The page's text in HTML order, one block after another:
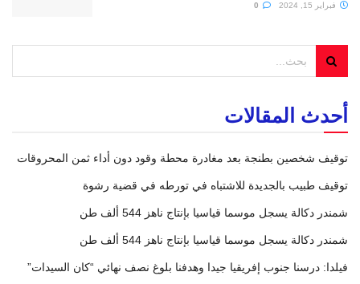
فبراير 15, 2024
أحدث المقالات
توقيف شخصين بطنجة بعد مغادرة محطة وقود دون أداء ثمن المحروقات
توقيف طبيب بالجديدة للاشتباه في تورطه في قضية رشوة
شمندر دكالة يسجل موسما قياسيا بإنتاج ناهز 544 ألف طن
شمندر دكالة يسجل موسما قياسيا بإنتاج ناهز 544 ألف طن
فيلدا: درسنا جنوب إفريقيا جيدا وهدفنا بلوغ نصف نهائي “كان السيدات”